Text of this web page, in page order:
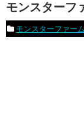
モンスターフ
モンスターファー